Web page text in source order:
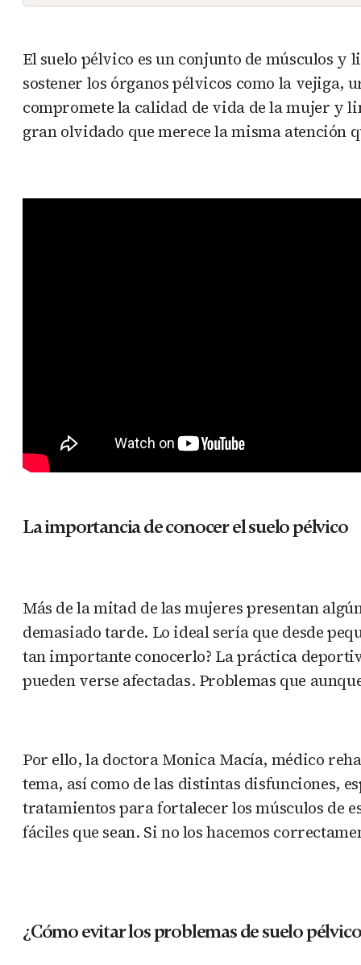
El suelo pélvico es un conjunto de músculos
sostener los órganos pélvicos como la vejiga,
compromete la calidad de vida de la mujer y
gran olvidado que merece la misma atención
La importancia de conocer el suelo pélvico
Más de la mitad de las mujeres presentan
demasiado tarde. Lo ideal sería que desde
tan importante conocerlo? La práctica
pueden verse afectadas. Problemas que
Por ello, la doctora Monica Macía, médico
tema, así como de las distintas disfunciones,
tratamientos para fortalecer los músculos de
fáciles que sean. Si no los hacemos
¿Cómo evitar los problemas de suelo